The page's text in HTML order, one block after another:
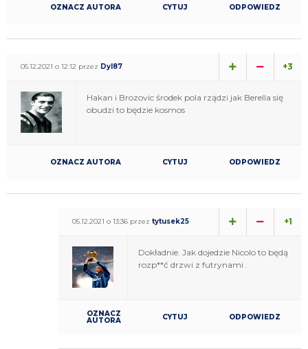
OZNACZ AUTORA CYTUJ ODPOWIEDZ
05.12.2021 o 12:12 przez Dyl87 +3
Hakan i Brozovic środek pola rządzi jak Berella się
obudzi to będzie kosmos
OZNACZ AUTORA CYTUJ ODPOWIEDZ
05.12.2021 o 13:36 przez tytusek25 +1
Dokładnie. Jak dojedzie Nicolo to będą
rozp**ć drzwi z futrynami .
OZNACZ
AUTORA CYTUJ ODPOWIEDZ